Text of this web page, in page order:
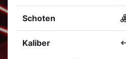
Schoten
Kaliber